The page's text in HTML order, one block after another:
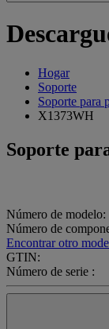
Hogar
Soporte
Soporte para
X1373WH
Soporte
Número de modelo:
Número de
Encontrar otro
GTIN:
Número de serie :